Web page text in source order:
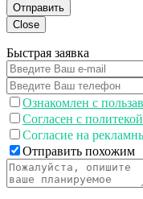
Отправить
Close
Быстрая заявка
Ознакомлен с
Согласен с
Согласие на
Отправить похожим